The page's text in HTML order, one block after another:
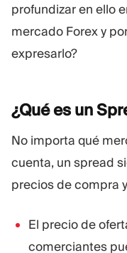
profundizar en ello
mercado Forex y
expresarlo?
¿Qué es un
No importa qué
cuenta, un spread
precios de compra
El precio de
comerciantes